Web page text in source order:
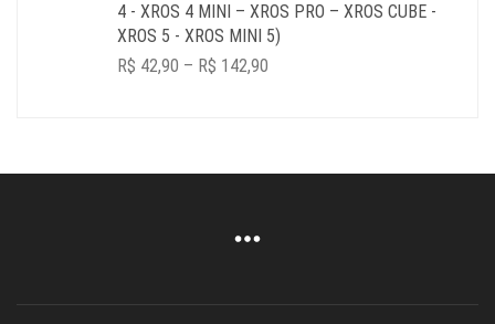
4 - XROS 4 MINI – XROS PRO – XROS CUBE -
XROS 5 - XROS MINI 5)
R$ 42,90 – R$ 142,90